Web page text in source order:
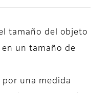
tamaño del objeto
un tamaño de
una medida